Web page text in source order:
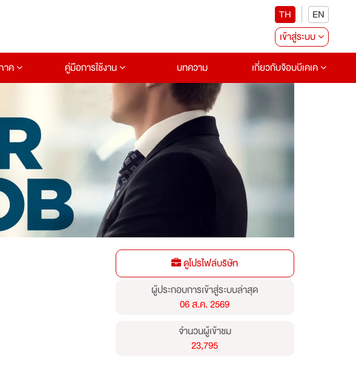
TH
EN
เข้าสู่ระบบ
าค คู่มือการใช้งาน บทความ เกี่ยวกับจ๊อบบีเคเค
ดูโปรไฟล์บริษัท
ผู้ประกอบการเข้าสู่ระบบล่าสุด
06 ส.ค. 2569
จำนวนผู้เข้าชม
23,795